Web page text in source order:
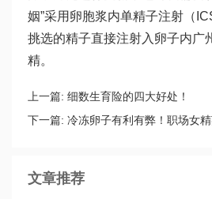
姻”采用卵胞浆内单精子注射（
挑选的精子直接注射入卵子内广
精。
上一篇: 细数生育险的四大好处！
下一篇: 冷冻卵子有利有弊！职场女精
文章推荐